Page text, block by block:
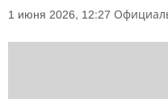
1 июня 2026, 12:27